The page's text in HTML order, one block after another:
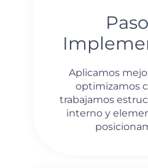
Aplicamos
optimizamos
trabajamos
interno y